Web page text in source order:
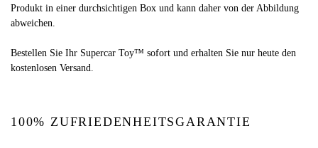
Produkt in einer durchsichtigen Box und kann daher von der Abbildung
abweichen.
Bestellen Sie Ihr Supercar Toy™ sofort und erhalten Sie nur heute den
kostenlosen Versand.
100% ZUFRIEDENHEITSGARANTIE